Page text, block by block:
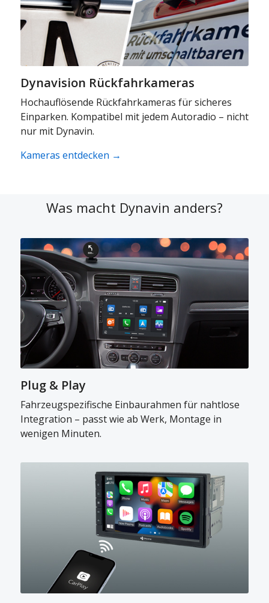
Dynavision Rückfahrkameras
Hochauflösende Rückfahrkameras für sicheres
Einparken. Kompatibel mit jedem Autoradio – nicht
nur mit Dynavin.
Kameras entdecken →
Was macht Dynavin anders?
Plug & Play
Fahrzeugspezifische Einbaurahmen für nahtlose
Integration – passt wie ab Werk, Montage in
wenigen Minuten.